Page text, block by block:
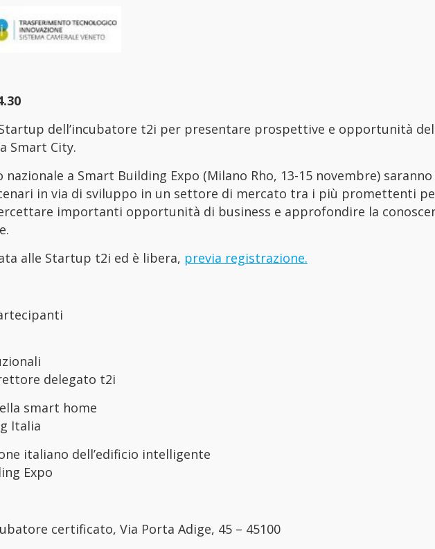
dell’incubatore t2i per presentare prospettive e opportunità
Smart City.
a Smart Building Expo (Milano Rho, 13-15 novembre)
in via di sviluppo in un settore di mercato tra i più promettenti
importanti opportunità di business e approfondire la
alle Startup t2i ed è libera, previa registrazione.
delegato t2i
smart home
Italia
italiano dell’edificio intelligente
Expo
certificato, Via Porta Adige, 45 – 45100